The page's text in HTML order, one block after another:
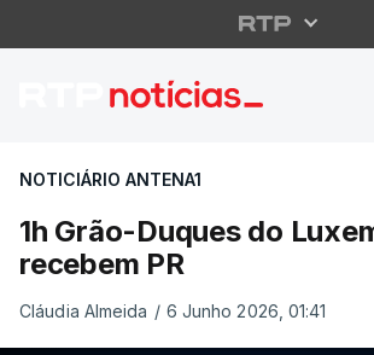
1h Grão-
NOTICIÁRIO ANTENA1
1h Grão-Duques do
recebem PR
Cláudia Almeida / 6 Junho 2026, 01:41